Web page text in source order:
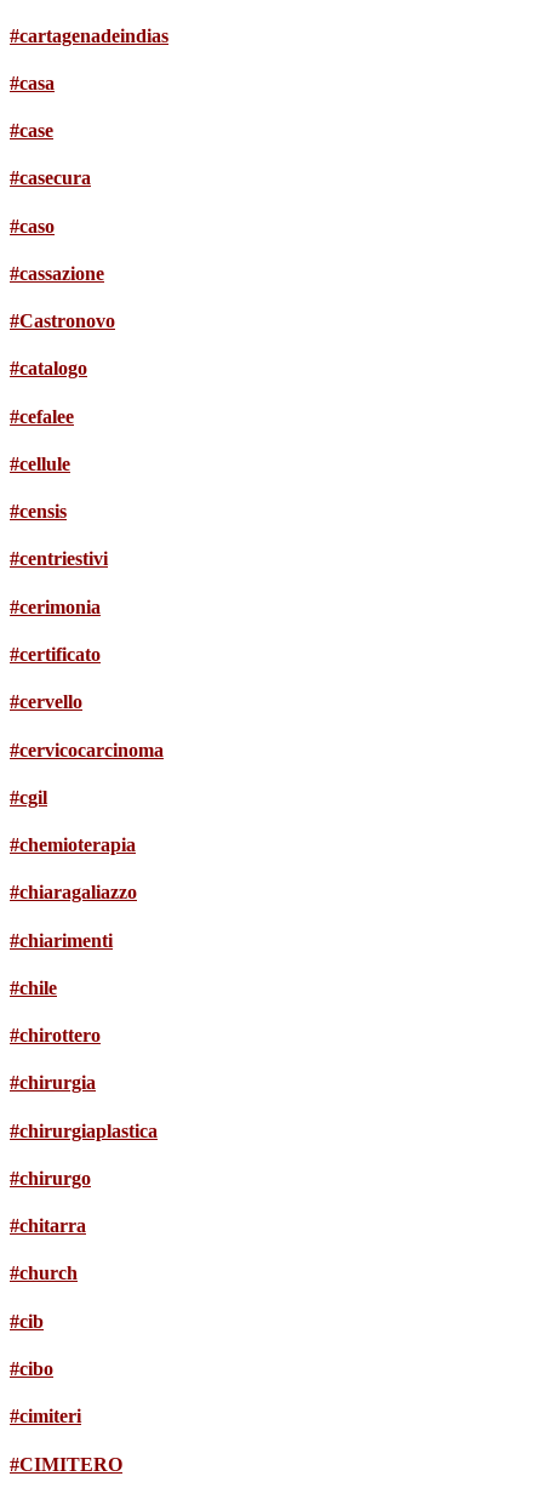
#cartagenadeindias
#casa
#case
#casecura
#caso
#cassazione
#Castronovo
#catalogo
#cefalee
#cellule
#censis
#centriestivi
#cerimonia
#certificato
#cervello
#cervicocarcinoma
#cgil
#chemioterapia
#chiaragaliazzo
#chiarimenti
#chile
#chirottero
#chirurgia
#chirurgiaplastica
#chirurgo
#chitarra
#church
#cib
#cibo
#cimiteri
#CIMITERO